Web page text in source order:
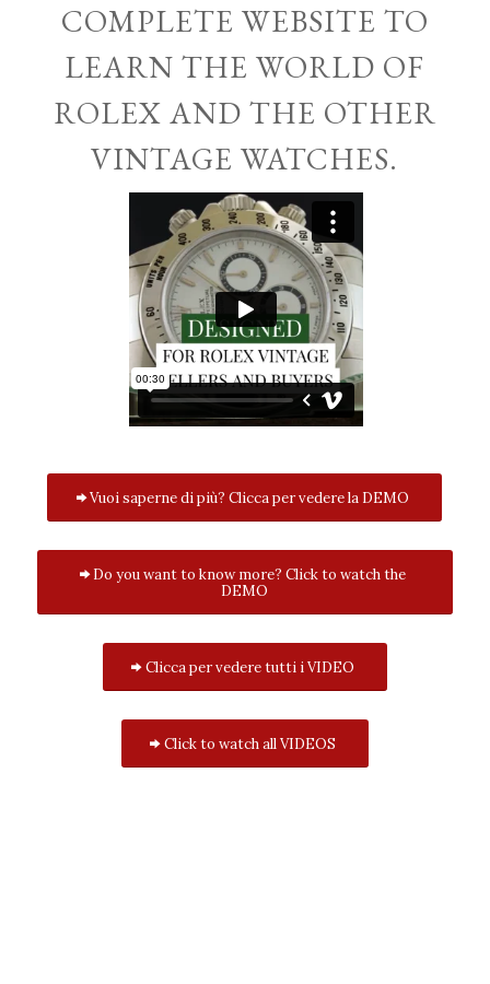
COMPLETE WEBSITE TO
LEARN THE WORLD OF
ROLEX AND THE OTHER
VINTAGE WATCHES.
Vuoi saperne di più? Clicca per vedere la DEMO
Do you want to know more? Click to watch the
DEMO
Clicca per vedere tutti i VIDEO
Click to watch all VIDEOS